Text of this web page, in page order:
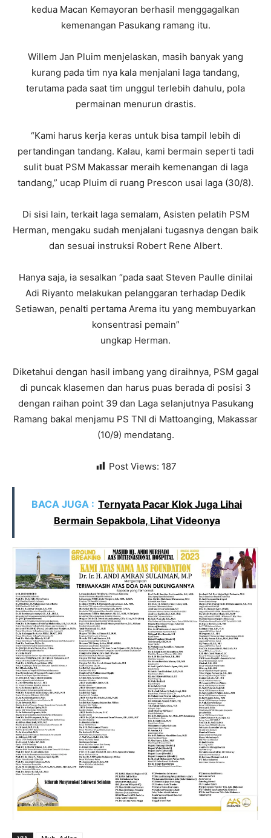
kedua Macan Kemayoran berhasil menggagalkan
kemenangan Pasukang ramang itu.
Willem Jan Pluim menjelaskan, masih banyak yang
kurang pada tim nya kala menjalani laga tandang,
terutama pada saat tim unggul terlebih dahulu, pola
permainan menurun drastis.
“Kami harus kerja keras untuk bisa tampil lebih di
pertandingan tandang. Kalau, kami bermain seperti tadi
sulit buat PSM Makassar meraih kemenangan di laga
tandang,” ucap Pluim di ruang Prescon usai laga (30/8).
Di sisi lain, terkait laga semalam, Asisten pelatih PSM
Herman, mengaku sudah menjalani tugasnya dengan baik
dan sesuai instruksi Robert Rene Albert.
Hanya saja, ia sesalkan “pada saat Steven Paulle dinilai
Adi Riyanto melakukan pelanggaran terhadap Dedik
Setiawan, penalti pertama Arema itu yang membuyarkan
konsentrasi pemain”
ungkap Herman.
Diketahui dengan hasil imbang yang diraihnya, PSM gagal
di puncak klasemen dan harus puas berada di posisi 3
dengan raihan point 39 dan Laga selanjutnya Pasukang
Ramang bakal menjamu PS TNI di Mattoanging, Makassar
(10/9) mendatang.
Post Views: 187
BACA JUGA : Ternyata Pacar Klok Juga Lihai
Bermain Sepakbola, Lihat Videonya